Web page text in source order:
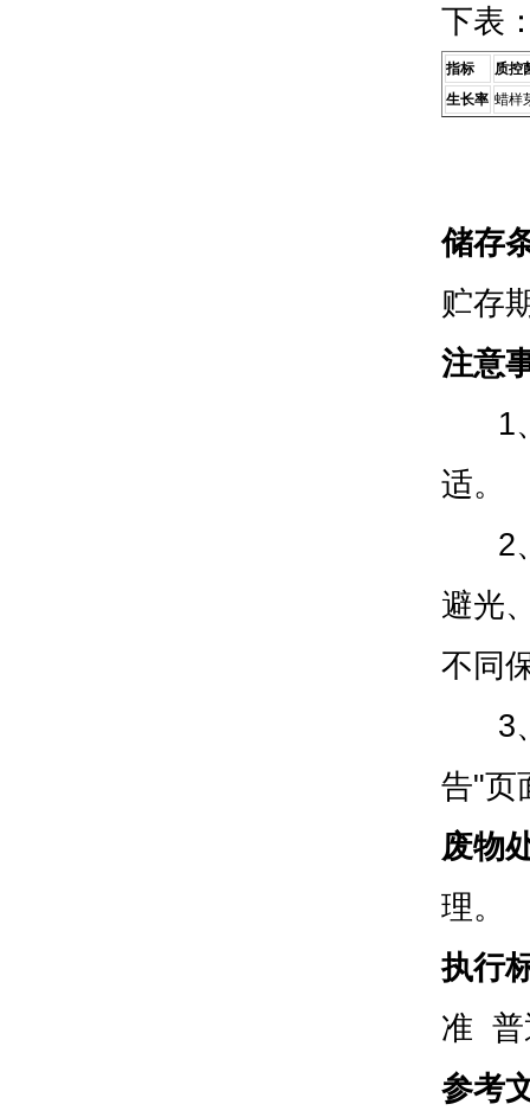
下表
指标
质控
生长率 蜡样
储存
贮存
注意
1、
适。
2、
避光
不同
3、
告"页
废物
理。
执行
准 普
参考